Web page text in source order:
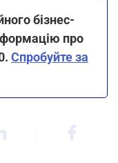
бізнес-
про
Спробуйте за